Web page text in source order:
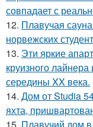
совпадает с
12. Плавучая
норвежских
13. Эти яркие
круизного
середины XX века.
14. Дом от Studia
яхта,